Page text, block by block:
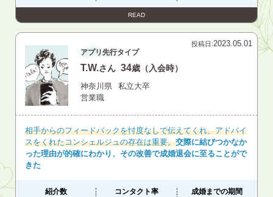
READ
投稿日:2023.05.01
アプリ先行タイプ
T.W.さん 34歳（入会時）
神奈川県
私立大卒
営業職
相手からのフィードバックを忖度なしで伝えてくれ、アドバイ
スをくれたコンシェルジュの存在は重要。交際に結びつかなか
った理由が的確にわかり、その改善で成婚退会に至ることがで
きた
紹介数 コンタクト率 成婚までの期間